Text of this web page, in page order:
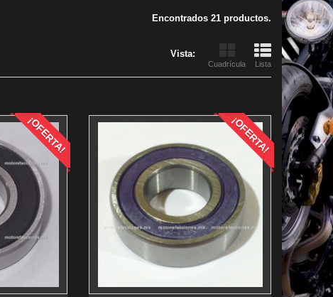
Encontrados 21 productos.
Vista:
Cuadrícula Lista
¡OFERTA! ¡OFERTA!